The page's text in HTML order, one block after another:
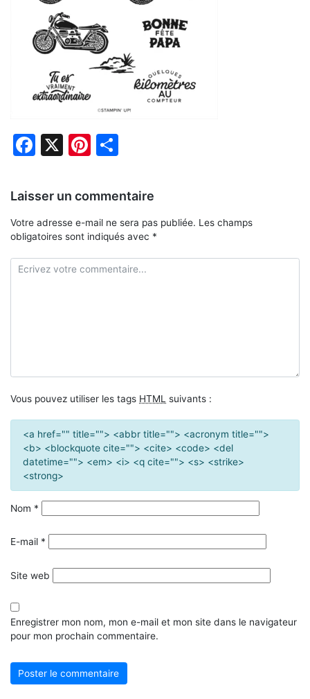
Facebook
X Pinterest
Laisser un commentaire
Votre adresse e-mail ne sera pas publiée. Les champs
obligatoires sont indiqués avec *
Vous pouvez utiliser les tags HTML suivants :
<a href="" title=""> <abbr title=""> <acronym title="">
<b> <blockquote cite=""> <cite> <code> <del
datetime=""> <em> <i> <q cite=""> <s> <strike>
<strong>
Nom *
E-mail *
Site web
Enregistrer mon nom, mon e-mail et mon site dans le navigateur
pour mon prochain commentaire.